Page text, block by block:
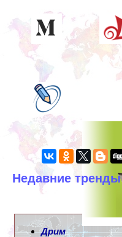
Недавние тренды
Дрим